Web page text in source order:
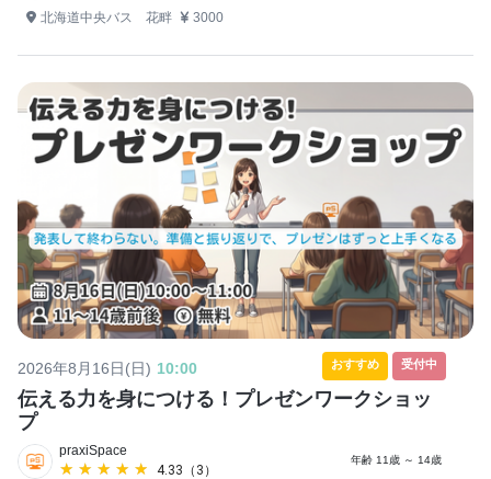
北海道中央バス 花畔 3000
2026年8月16日(日) 10:00 おすすめ 受付中
伝える力を身につける！プレゼンワークショッ
プ
praxiSpace
★★★★★
★★★★★ 4.33（3） 年齢 11歳 ～ 14歳